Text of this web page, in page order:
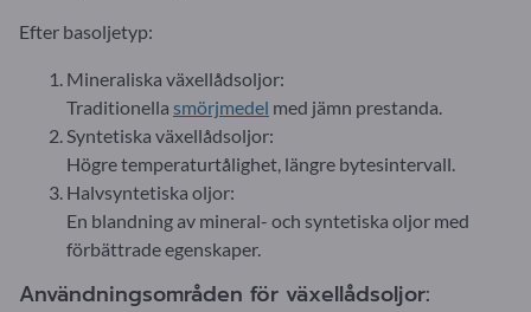
Efter basoljetyp:
Mineraliska växellådsoljor:
Traditionella smörjmedel med jämn prestanda.
Syntetiska växellådsoljor:
Högre temperaturtålighet, längre bytesintervall.
Halvsyntetiska oljor:
En blandning av mineral- och syntetiska oljor med
förbättrade egenskaper.
Användningsområden för växellådsoljor: